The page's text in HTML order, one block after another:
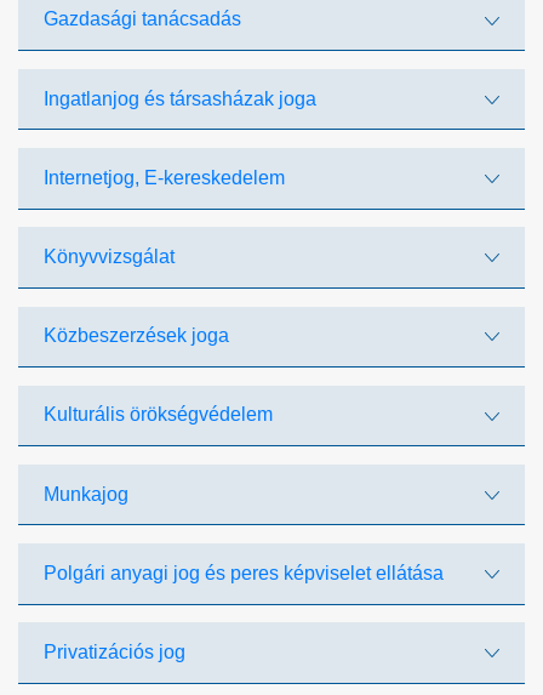
Gazdasági tanácsadás
Ingatlanjog és társasházak joga
Internetjog, E-kereskedelem
Könyvvizsgálat
Közbeszerzések joga
Kulturális örökségvédelem
Munkajog
Polgári anyagi jog és peres képviselet ellátása
Privatizációs jog